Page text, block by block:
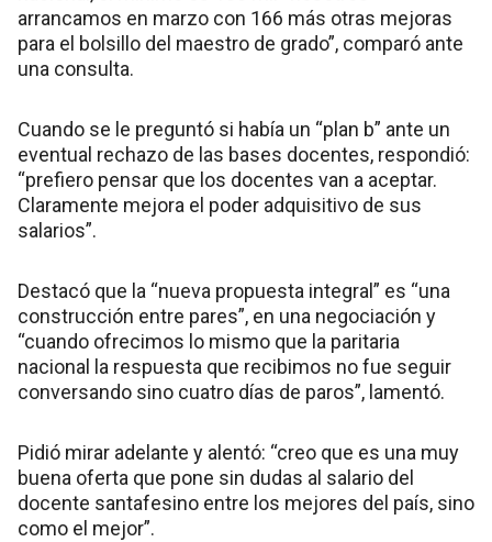
arrancamos en marzo con 166 más otras mejoras
para el bolsillo del maestro de grado”, comparó ante
una consulta.
Cuando se le preguntó si había un “plan b” ante un
eventual rechazo de las bases docentes, respondió:
“prefiero pensar que los docentes van a aceptar.
Claramente mejora el poder adquisitivo de sus
salarios”.
Destacó que la “nueva propuesta integral” es “una
construcción entre pares”, en una negociación y
“cuando ofrecimos lo mismo que la paritaria
nacional la respuesta que recibimos no fue seguir
conversando sino cuatro días de paros”, lamentó.
Pidió mirar adelante y alentó: “creo que es una muy
buena oferta que pone sin dudas al salario del
docente santafesino entre los mejores del país, sino
como el mejor”.